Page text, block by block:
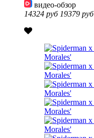
видео-обзор
14324 руб 19379 руб